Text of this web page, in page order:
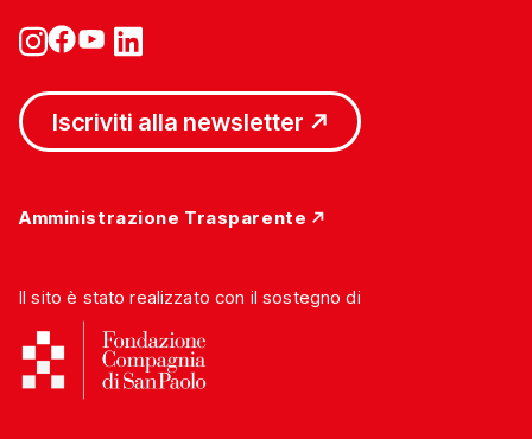
Iscriviti alla newsletter
Amministrazione Trasparente
Il sito è stato realizzato con il sostegno di